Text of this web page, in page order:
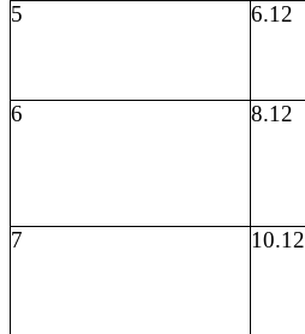
5
6.12
6
8.12
7
10.12